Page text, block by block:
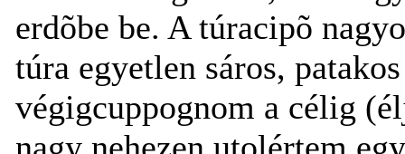
erdõbe be. A túracipõ
túra egyetlen sáros,
végigcuppognom a célig